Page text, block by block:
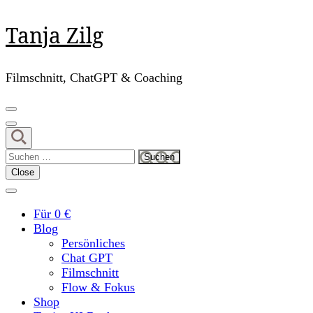
Skip
to
(Press
Enter)
Tanja Zilg
Filmschnitt, ChatGPT & Coaching
Suchen
nach:
Close
Für 0 €
Blog
Persönliches
Chat GPT
Filmschnitt
Flow & Fokus
Shop